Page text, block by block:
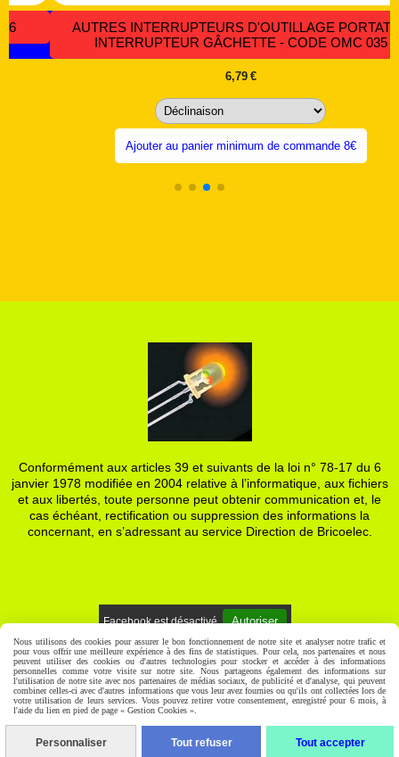
BOUTON POUSSOIR LUMINEUX MOMENTANÉ MONO ET
BIPOLAIRE EN 12 ET 220 VOLTS - CODE BP 037
4,25€
Ajouter au panier minimum de commande 8€
Conformément aux articles 39 et suivants de la loi n° 78-17 du 6
janvier 1978 modifiée en 2004 relative à l’informatique, aux fichiers
et aux libertés, toute personne peut obtenir communication et, le
cas échéant, rectification ou suppression des informations la
concernant, en s’adressant au service Direction de Bricoelec.
Facebook est désactivé. Autoriser
Mentions Légales Gestion cookies Mon Compte
Nous utilisons des cookies pour assurer le bon fonctionnement de notre site et analyser notre trafic et
pour vous offrir une meilleure expérience à des fins de statistiques. Pour cela, nos partenaires et nous
peuvent utiliser des cookies ou d'autres technologies pour stocker et accéder à des informations
personnelles comme votre visite sur notre site. Nous partageons également des informations sur
l'utilisation de notre site avec nos partenaires de médias sociaux, de publicité et d'analyse, qui peuvent
combiner celles-ci avec d'autres informations que vous leur avez fournies ou qu'ils ont collectées lors de
votre utilisation de leurs services. Vous pouvez retirer votre consentement, enregistré pour 6 mois, à
l'aide du lien en pied de page « Gestion Cookies ».
Personnaliser Tout refuser Tout accepter